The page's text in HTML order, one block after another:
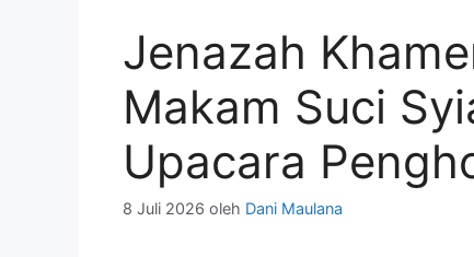
Jenazah
Makam Suci
Upacara
8 Juli 2026 oleh Dani Maulana